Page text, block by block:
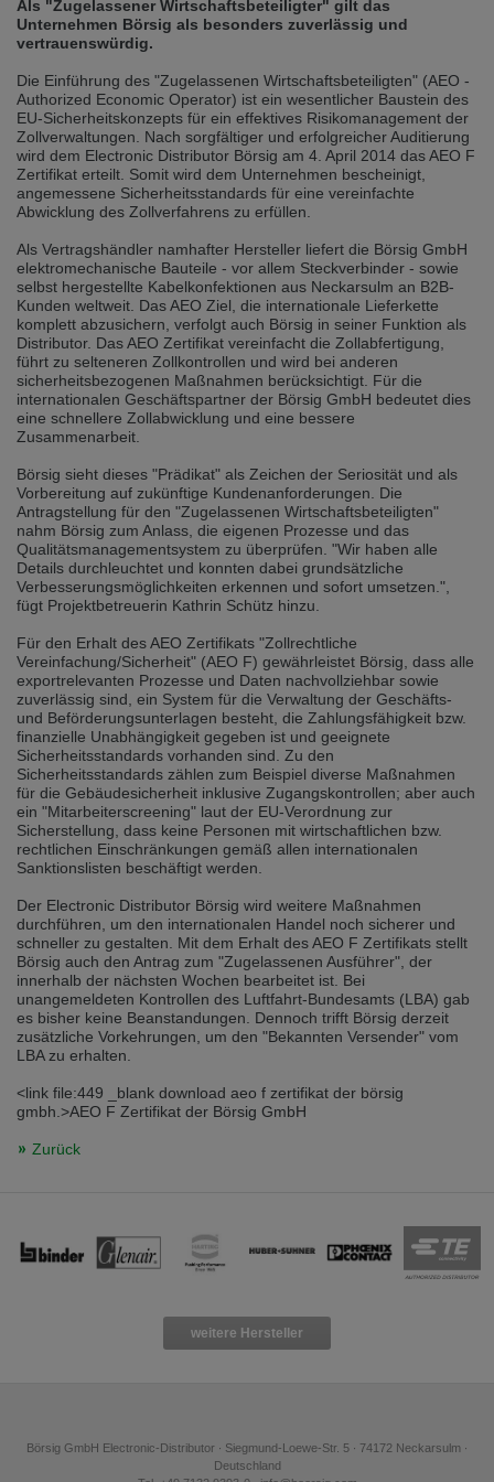
selected one. This website is also available in German. Would you like to
switch to the German version?
Wir haben erkannt, dass ihr Browser eine andere Sprache als die derzeit
angezeigte bevorzugt. Diese Webseite ist auch auf Deutsch verfügbar.
Möchten Sie zur Deutschen Version wechseln?
Zur deutschen Version wechseln Auf dieser Version bleiben
selected one. This website is also available in Czech. Would you like to
switch to the Czech version?
Switch to Czech version Stay on this version
Zdá se, že Váš prohlížeč je v jiném jazyce, než jaký je momentálně používán.
Tato stránka je k dispozici i v češtině. Chcete přepnout na českou verzi?
Přepnout na českou verzi Zůstaňte v této verzi
stránka je také k dispozici v němčině. Přejete si přejít na německou verzi?
Přepněte na německou verzi Zůstaňte v této verzi
Wir haben erkannt, dass ihr Browser eine andere Sprache als die derzeit
angezeigte bevorzugt. Diese Webseite ist auch auf Deutsch verfügbar.
Möchten Sie zur Deutschen Version wechseln?
Váš prohlížeč se zdá být v jiném jazyce, než je právě používaný jazyk. Tato
stránka je k dispozici také v angličtině. Přejete si přepnout na anglickou
verzi?
Přepněte na anglickou verzi Zůstaňte v této verzi
We have detected, that your browser prefers another language than the
selected one. This website is also available in English. Would you like to
switch to the English version?
Switch to English version Stay on this version
Als "Zugelassener Wirtschaftsbeteiligter" gilt das
Unternehmen Börsig als besonders zuverlässig und
vertrauenswürdig.
Die Einführung des "Zugelassenen Wirtschaftsbeteiligten" (AEO -
Authorized Economic Operator) ist ein wesentlicher Baustein des
EU-Sicherheitskonzepts für ein effektives Risikomanagement der
Zollverwaltungen. Nach sorgfältiger und erfolgreicher Auditierung
wird dem Electronic Distributor Börsig am 4. April 2014 das AEO F
Zertifikat erteilt. Somit wird dem Unternehmen bescheinigt,
angemessene Sicherheitsstandards für eine vereinfachte
Abwicklung des Zollverfahrens zu erfüllen.
Als Vertragshändler namhafter Hersteller liefert die Börsig GmbH
elektromechanische Bauteile - vor allem Steckverbinder - sowie
selbst hergestellte Kabelkonfektionen aus Neckarsulm an B2B-
Kunden weltweit. Das AEO Ziel, die internationale Lieferkette
komplett abzusichern, verfolgt auch Börsig in seiner Funktion als
Distributor. Das AEO Zertifikat vereinfacht die Zollabfertigung,
führt zu selteneren Zollkontrollen und wird bei anderen
sicherheitsbezogenen Maßnahmen berücksichtigt. Für die
internationalen Geschäftspartner der Börsig GmbH bedeutet dies
eine schnellere Zollabwicklung und eine bessere
Zusammenarbeit.
Börsig sieht dieses "Prädikat" als Zeichen der Seriosität und als
Vorbereitung auf zukünftige Kundenanforderungen. Die
Antragstellung für den "Zugelassenen Wirtschaftsbeteiligten"
nahm Börsig zum Anlass, die eigenen Prozesse und das
Qualitätsmanagementsystem zu überprüfen. "Wir haben alle
Details durchleuchtet und konnten dabei grundsätzliche
Verbesserungsmöglichkeiten erkennen und sofort umsetzen.",
fügt Projektbetreuerin Kathrin Schütz hinzu.
Für den Erhalt des AEO Zertifikats "Zollrechtliche
Vereinfachung/Sicherheit" (AEO F) gewährleistet Börsig, dass alle
exportrelevanten Prozesse und Daten nachvollziehbar sowie
zuverlässig sind, ein System für die Verwaltung der Geschäfts-
und Beförderungsunterlagen besteht, die Zahlungsfähigkeit bzw.
finanzielle Unabhängigkeit gegeben ist und geeignete
Sicherheitsstandards vorhanden sind. Zu den
Sicherheitsstandards zählen zum Beispiel diverse Maßnahmen
für die Gebäudesicherheit inklusive Zugangskontrollen; aber auch
ein "Mitarbeiterscreening" laut der EU-Verordnung zur
Sicherstellung, dass keine Personen mit wirtschaftlichen bzw.
rechtlichen Einschränkungen gemäß allen internationalen
Sanktionslisten beschäftigt werden.
Der Electronic Distributor Börsig wird weitere Maßnahmen
durchführen, um den internationalen Handel noch sicherer und
schneller zu gestalten. Mit dem Erhalt des AEO F Zertifikats stellt
Börsig auch den Antrag zum "Zugelassenen Ausführer", der
innerhalb der nächsten Wochen bearbeitet ist. Bei
unangemeldeten Kontrollen des Luftfahrt-Bundesamts (LBA) gab
es bisher keine Beanstandungen. Dennoch trifft Börsig derzeit
zusätzliche Vorkehrungen, um den "Bekannten Versender" vom
LBA zu erhalten.
<link file:449 _blank download aeo f zertifikat der börsig
gmbh.>AEO F Zertifikat der Börsig GmbH
Zurück
weitere Hersteller
Börsig GmbH Electronic-Distributor ∙ Siegmund-Loewe-Str. 5 ∙ 74172 Neckarsulm ∙
Deutschland